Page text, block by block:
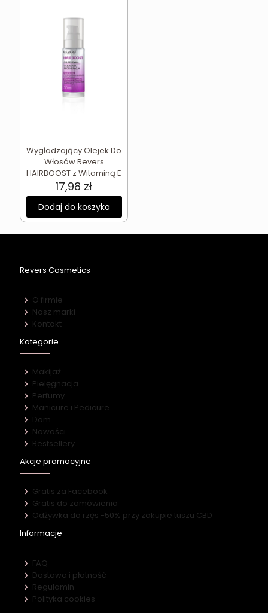
Wygładzający Olejek Do
Włosów Revers
HAIRBOOST z Witaminą E
17,98 zł
Dodaj do koszyka
Revers Cosmetics
O firmie
Nasz marki
Kontakt
Kategorie
Makijaż
Pielęgnacja
Perfumy
Manicure i Pedicure
Dom
Nowości
Bestsellery
Akcje promocyjne
Gratis za Facebook
Gratis do zamówienia
Odżywka do rzęs -50% przy zakupie tuszu CBD
Informacje
FAQ
Dostawa i płatność
Regulamin
Polityka cookies